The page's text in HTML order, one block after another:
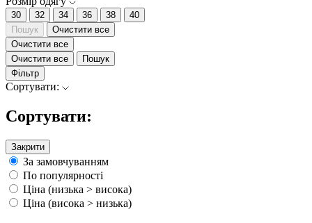
30 32 34 36 38
40
Пошук
Очистити все
Очистити все
Очистити все
Пошук
Фільтр
Сортувати:
Сортувати:
Закрити
За замовчуванням
По популярності
Ціна (низька > висока)
Ціна (висока > низька)